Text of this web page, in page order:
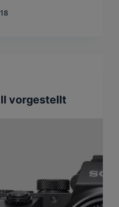
vorgestellt